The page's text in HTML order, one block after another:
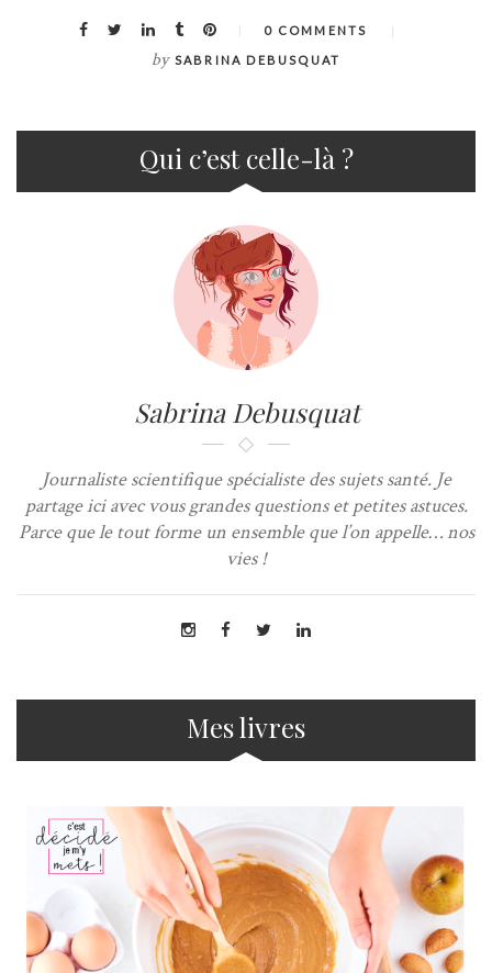
0 COMMENTS
by SABRINA DEBUSQUAT
Qui c’est celle-là ?
Sabrina Debusquat
Journaliste scientifique spécialiste des sujets santé. Je
partage ici avec vous grandes questions et petites astuces.
Parce que le tout forme un ensemble que l’on appelle… nos
vies !
Mes livres